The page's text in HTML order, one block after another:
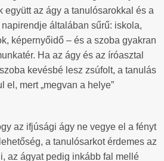
együtt az ágy a tanulósarokkal és a
általában sűrű: iskola,
képernyőidő – és a szoba gyakran
Ha az ágy és az íróasztal
kevésbé lesz zsúfolt, a tanulás
el, mert „megvan a helye”
az ifjúsági ágy ne vegye el a fényt
a tanulósarkot érdemes az
az ágyat pedig inkább fal mellé